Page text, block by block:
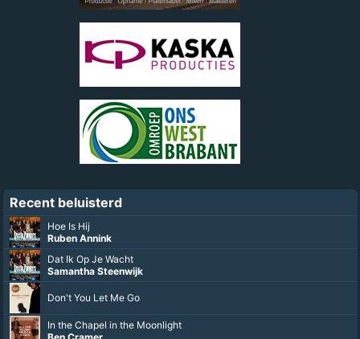
Recent beluisterd
Hoe Is Hij
Ruben Annink
Dat Ik Op Je Wacht
Samantha Steenwijk
Don't You Let Me Go
In the Chapel in the Moonlight